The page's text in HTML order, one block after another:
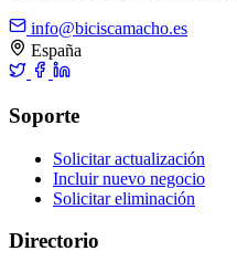
info@biciscamacho.es
España
Soporte
Solicitar actualización
Incluir nuevo negocio
Solicitar eliminación
Directorio